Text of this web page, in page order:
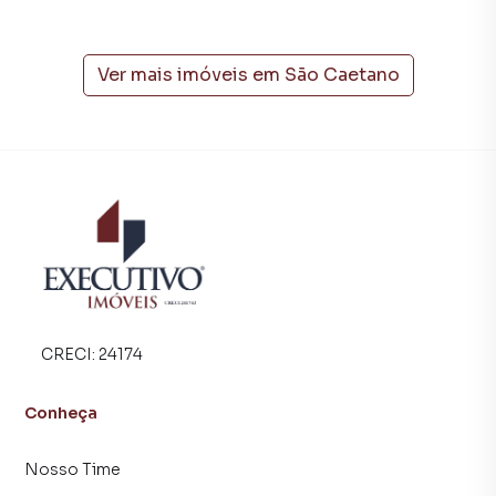
Meio. Aqui você encontra milhares de ofertas para
encontrar o imóvel que mais combina com seu estilo de
segurança e tranquilidade. Na Executivo Imóveis você
consegue comprar ou alugar um imóvel em Arroio do Meio
mesmo não estando na cidade e com a praticidade de
fazer tudo online, direto do seu computador ou
smartphone. Nós criamos soluções inovadoras para
compradores com o mercado imobiliário.
Anuncie seu imóvel! É fácil, rápido e gratuito! A Executivo
Imóveis é uma imobiliária digital com imóveis em diversas
Ver mais imóveis em São Caetano
CRECI: 24174
Conheça
Nosso Time